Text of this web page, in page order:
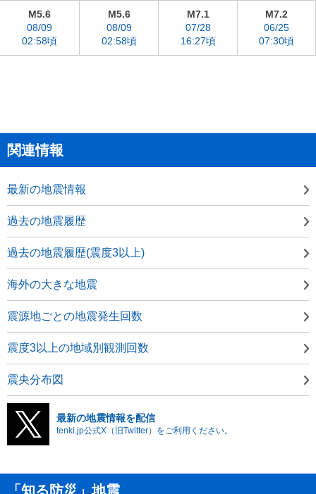
M5.6
08/09
02:58頃
M5.6
08/09
02:58頃
M7.1
07/28
16:27頃
M7.2
06/25
07:30頃
関連情報
最新の地震情報
過去の地震履歴
過去の地震履歴(震度3以上)
海外の大きな地震
震源地ごとの地震発生回数
震度3以上の地域別観測回数
震央分布図
最新の地震情報を配信
tenki.jp公式X（旧Twitter）をご利用ください。
「知る防災」地震